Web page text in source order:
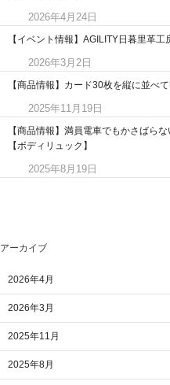
2026年4月24日
【イベント情報】AGILITY日暮里革
2026年3月2日
【商品情報】カード30枚を縦に並べ
2025年11月19日
【商品情報】満員電車でもかさばら
【ボディリュック】
2025年8月19日
アーカイブ
2026年4月
2026年3月
2025年11月
2025年8月